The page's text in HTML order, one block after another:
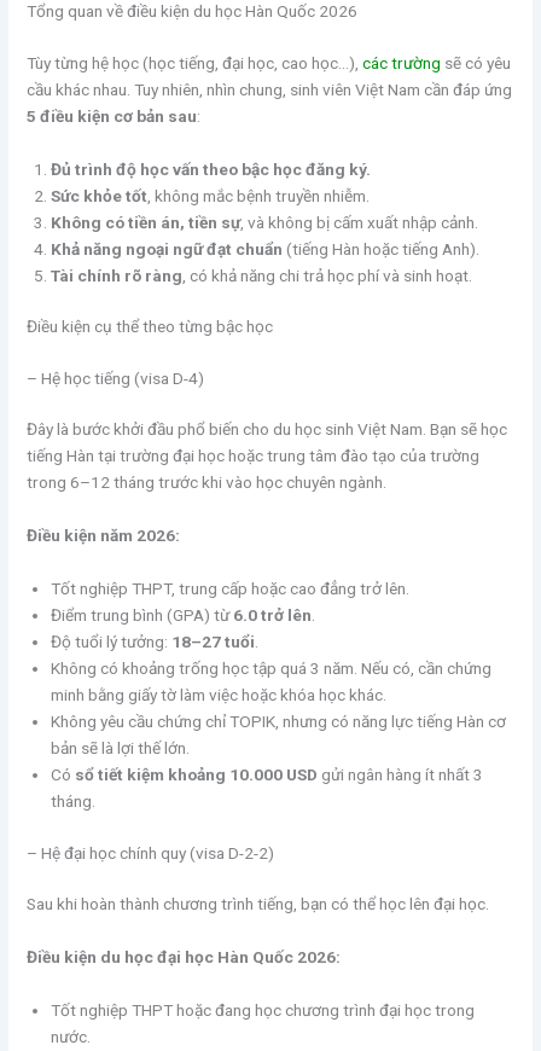
Tổng quan về điều kiện du học Hàn Quốc 2026
Tùy từng hệ học (học tiếng, đại học, cao học…),các trường sẽ có yêu
cầu khác nhau. Tuy nhiên, nhìn chung, sinh viên Việt Nam cần đáp ứng
5 điều kiện cơ bản sau:
Đủ trình độ học vấn theo bậc học đăng ký.
Sức khỏe tốt , không mắc bệnh truyền nhiễm.
Không có tiền án, tiền sự, và không bị cấm xuất nhập cảnh.
Khả năng ngoại ngữ đạt chuẩn (tiếng Hàn hoặc tiếng Anh).
Tài chính rõ ràng , có khả năng chi trả học phí và sinh hoạt.
Điều kiện cụ thể theo từng bậc học
– Hệ học tiếng (visa D-4)
Đây là bước khởi đầu phổ biến cho du học sinh Việt Nam. Bạn sẽ học
tiếng Hàn tại trường đại học hoặc trung tâm đào tạo của trường
trong 6–12 tháng trước khi vào học chuyên ngành.
Điều kiện năm 2026:
Tốt nghiệp THPT, trung cấp hoặc cao đẳng trở lên.
Điểm trung bình (GPA) từ6.0 trở lên
Độ tuổi lý tưởng: 18–27 tuổi
Không có khoảng trống học tập quá 3 năm. Nếu có, cần chứng
minh bằng giấy tờ làm việc hoặc khóa học khác.
Không yêu cầu chứng chỉ TOPIK, nhưng có năng lực tiếng Hàn cơ
bản sẽ là lợi thế lớn.
Có sổ tiết kiệm khoảng 10.000 USD gửi ngân hàng ít nhất 3
tháng.
– Hệ đại học chính quy (visa D-2-2)
Sau khi hoàn thành chương trình tiếng, bạn có thể học lên đại học.
Điều kiện du học đại học Hàn Quốc 2026:
Tốt nghiệp THPT hoặc đang học chương trình đại học trong
nước.